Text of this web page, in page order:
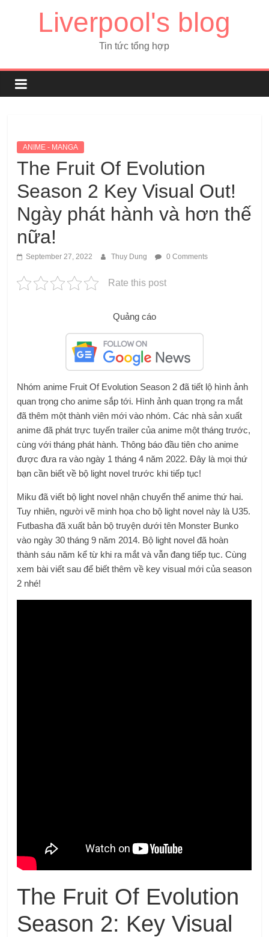
Liverpool's blog
Tin tức tổng hợp
ANIME - MANGA
The Fruit Of Evolution
Season 2 Key Visual Out!
Ngày phát hành và hơn thế
nữa!
September 27, 2022 Thuy Dung 0 Comments
Rate this post
Quảng cáo
Nhóm anime Fruit Of Evolution Season 2 đã tiết lộ hình ảnh
quan trọng cho anime sắp tới. Hình ảnh quan trọng ra mắt
đã thêm một thành viên mới vào nhóm. Các nhà sản xuất
anime đã phát trực tuyến trailer của anime một tháng trước,
cùng với tháng phát hành. Thông báo đầu tiên cho anime
được đưa ra vào ngày 1 tháng 4 năm 2022. Đây là mọi thứ
bạn cần biết về bộ light novel trước khi tiếp tục!
Miku đã viết bộ light novel nhận chuyển thể anime thứ hai.
Tuy nhiên, người vẽ minh họa cho bộ light novel này là U35.
Futbasha đã xuất bản bộ truyện dưới tên Monster Bunko
vào ngày 30 tháng 9 năm 2014. Bộ light novel đã hoàn
thành sáu năm kể từ khi ra mắt và vẫn đang tiếp tục. Cùng
xem bài viết sau để biết thêm về key visual mới của season
2 nhé!
The Fruit Of Evolution
Season 2: Key Visual